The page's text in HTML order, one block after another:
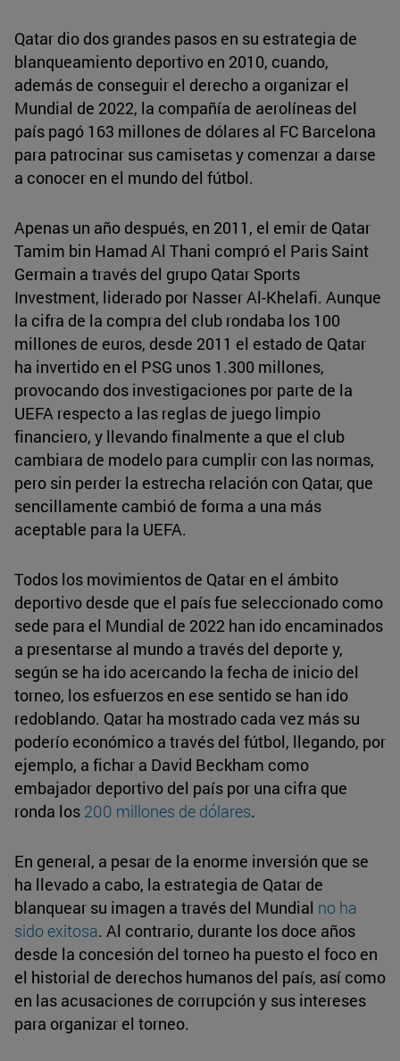
Qatar dio dos grandes pasos en su estrategia de
blanqueamiento deportivo en 2010, cuando,
además de conseguir el derecho a organizar el
Mundial de 2022, la compañía de aerolíneas del
país pagó 163 millones de dólares al FC Barcelona
para patrocinar sus camisetas y comenzar a darse
a conocer en el mundo del fútbol.
Apenas un año después, en 2011, el emir de Qatar
Tamim bin Hamad Al Thani compró el Paris Saint
Germain a través del grupo Qatar Sports
Investment, liderado por Nasser Al-Khelafi. Aunque
la cifra de la compra del club rondaba los 100
millones de euros, desde 2011 el estado de Qatar
ha invertido en el PSG unos 1.300 millones,
provocando dos investigaciones por parte de la
UEFA respecto a las reglas de juego limpio
financiero, y llevando finalmente a que el club
cambiara de modelo para cumplir con las normas,
pero sin perder la estrecha relación con Qatar, que
sencillamente cambió de forma a una más
aceptable para la UEFA.
Todos los movimientos de Qatar en el ámbito
deportivo desde que el país fue seleccionado como
sede para el Mundial de 2022 han ido encaminados
a presentarse al mundo a través del deporte y,
según se ha ido acercando la fecha de inicio del
torneo, los esfuerzos en ese sentido se han ido
redoblando. Qatar ha mostrado cada vez más su
poderío económico a través del fútbol, llegando, por
ejemplo, a fichar a David Beckham como
embajador deportivo del país por una cifra que
ronda los 200 millones de dólares.
En general, a pesar de la enorme inversión que se
ha llevado a cabo, la estrategia de Qatar de
blanquear su imagen a través del Mundial no ha
sido exitosa. Al contrario, durante los doce años
desde la concesión del torneo ha puesto el foco en
el historial de derechos humanos del país, así como
en las acusaciones de corrupción y sus intereses
para organizar el torneo.